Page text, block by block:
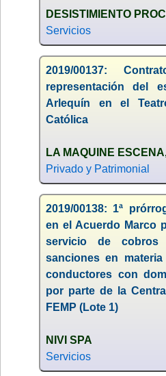
DESISTIMIENTO
Servicios
2019/00137:
representación del
Arlequín en el
Católica
LA MAQUINE
Privado y Patrimonial
2019/00138: 1ª
en el Acuerdo Marco
servicio de
sanciones en
conductores con
por parte de la
FEMP (Lote 1)
NIVI SPA
Servicios